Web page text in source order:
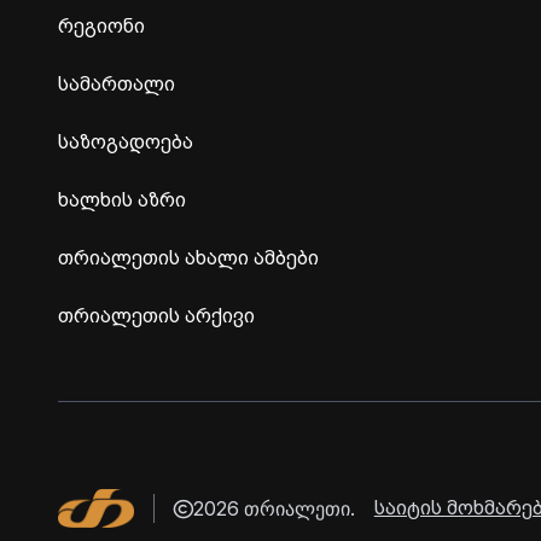
რეგიონი
სამართალი
საზოგადოება
ხალხის აზრი
თრიალეთის ახალი ამბები
თრიალეთის არქივი
2026 თრიალეთი. საიტის